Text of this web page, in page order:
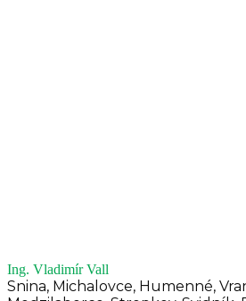
Ing. Vladimír Vall
Snina, Michalovce, Humenné,